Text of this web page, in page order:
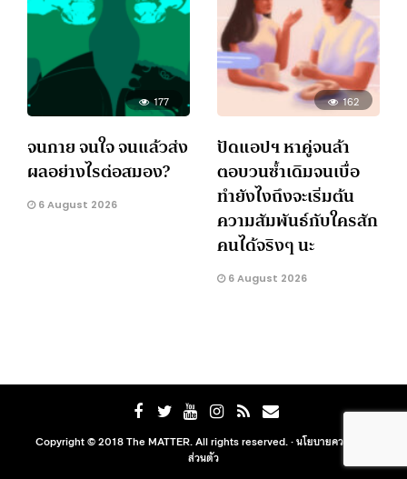
177
จนกาย จนใจ จนแล้วส่ง
ผลอย่างไรต่อสมอง?
6 August 2026
162
ปัดแอปฯ หาคู่จนล้า
ตอบวนซ้ำเดิมจนเบื่อ
ทำยังไงถึงจะเริ่มต้น
ความสัมพันธ์กับใครสัก
คนได้จริงๆ นะ
6 August 2026
Copyright © 2018 The MATTER. All rights reserved. ·นโยบายความเป็น
ส่วนตัว